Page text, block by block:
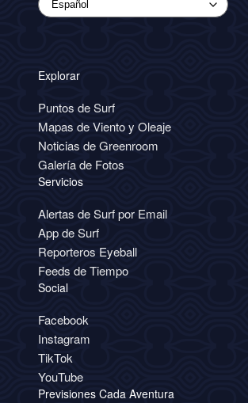
Explorar
Puntos de Surf
Mapas de Viento y Oleaje
Noticias de Greenroom
Galería de Fotos
Servicios
Alertas de Surf por Email
App de Surf
Reporteros Eyeball
Feeds de Tiempo
Social
Facebook
Instagram
TikTok
YouTube
Previsiones Cada Aventura